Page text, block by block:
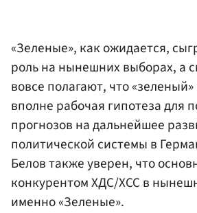
«Зеленые», как ожидается,
роль на нынешних выборах, а
вовсе полагают, что
вполне рабочая гипотеза для
прогнозов на дальнейшее
политической системы в
Белов также уверен, что
конкурентом ХДС/ХСС в
именно «Зеленые».